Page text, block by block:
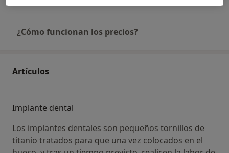
¿Cómo funcionan los precios?
Artículos
Implante dental
Los implantes dentales son pequeños tornillos de
titanio tratados para que una vez colocados en el